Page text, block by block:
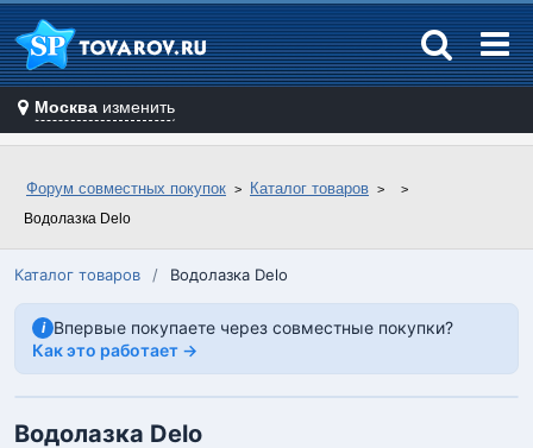
Москва изменить
Форум совместных покупок Каталог товаров
Водолазка Delo
Каталог товаров / Водолазка Delo
i Впервые покупаете через совместные покупки?
Как это работает →
Водолазка Delo